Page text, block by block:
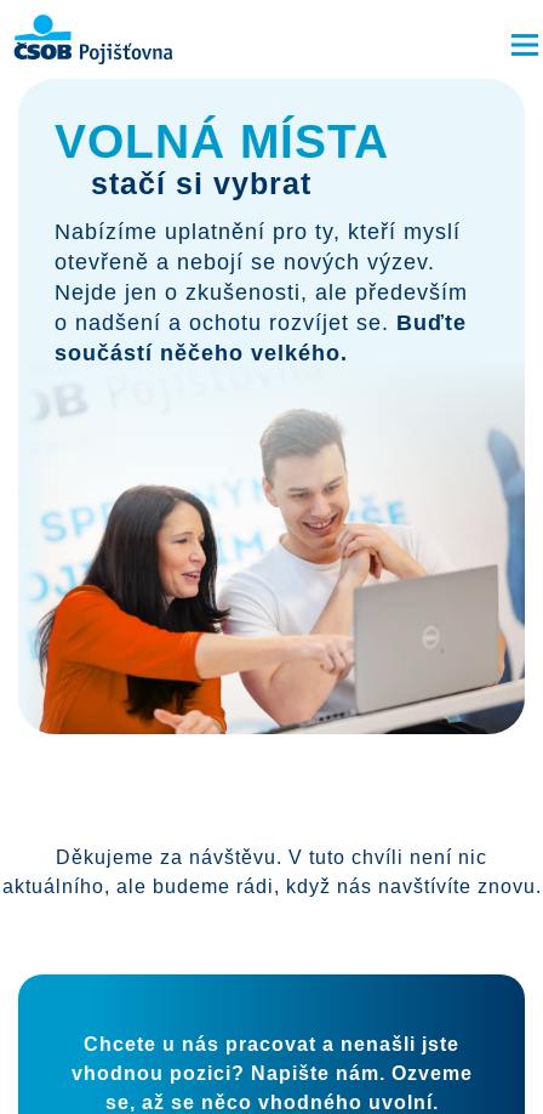
VOLNÁ MÍSTA
stačí si vybrat
Nabízíme uplatnění pro ty, kteří myslí
otevřeně a nebojí se nových výzev.
Nejde jen o zkušenosti, ale především
o nadšení a ochotu rozvíjet se. Buďte
součástí něčeho velkého.
Děkujeme za návštěvu. V tuto chvíli není nic
aktuálního, ale budeme rádi, když nás navštívíte znovu.
Chcete u nás pracovat a nenašli jste
vhodnou pozici? Napište nám. Ozveme
se, až se něco vhodného uvolní.